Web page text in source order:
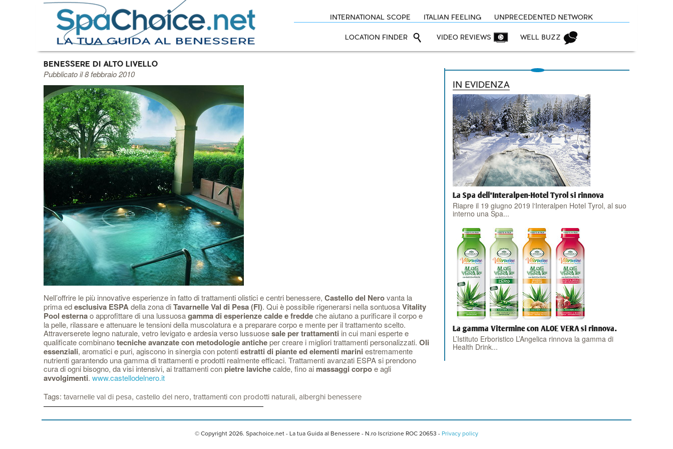
INTERNATIONAL SCOPE ITALIAN FEELING UNPRECEDENTED NETWORK
LOCATION FINDER VIDEO REVIEWS WELL BUZZ
BENESSERE DI ALTO LIVELLO
Pubblicato il 8 febbraio 2010
Nell’offrire le più innovative esperienze in fatto di trattamenti olistici e centri benessere, Castello del Nerovanta la
prima edesclusiva ESPAdella zona diTavarnelle Val di Pesa (FI). Qui è possibile rigenerarsi nella sontuosaVitality
Pool esternao approfittare di una lussuosagamma di esperienze calde e freddeche aiutano a purificare il corpo e
la pelle, rilassare e attenuare le tensioni della muscolatura e a preparare corpo e mente per il trattamento scelto.
Attraverserete legno naturale, vetro levigato e ardesia verso lussuosesale per trattamenti in cui mani esperte e
qualificate combinanotecniche avanzate con metodologie anticheper creare i migliori trattamenti personalizzati. Oli
essenziali, aromatici e puri, agiscono in sinergia con potentiestratti di piante ed elementi marini estremamente
nutrienti garantendo una gamma di trattamenti e prodotti realmente efficaci. Trattamenti avanzati ESPA si prendono
cura di ogni bisogno, da visi intensivi, ai trattamenti con pietre lavichecalde, fino ai massaggi corpoe agli
avvolgimenti. www.castellodelnero.it
Tags: tavarnelle val di pesa, castello del nero, trattamenti con prodotti naturali, alberghi benessere
IN EVIDENZA
La Spa dell'Interalpen-Hotel Tyrol si rinnova
Riapre il 19 giugno 2019 l‘Interalpen Hotel Tyrol, al suo
interno una Spa...
La gamma Vitermine con ALOE VERA si rinnova.
L’Istituto Erboristico L’Angelica rinnova la gamma di
Health Drink...
© Copyright 2026. Spachoice.net - La tua Guida al Benessere - N.ro Iscrizione ROC 20653 - Privacy policy